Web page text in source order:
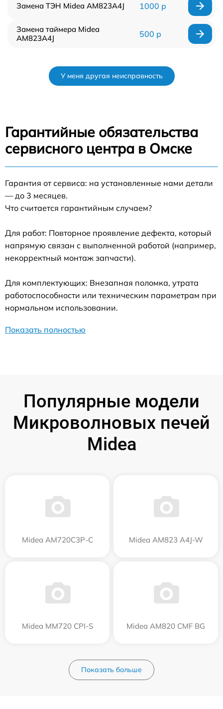
Замена ТЭН Midea AM823A4J 1000 р
Замена таймера Midea
AM823A4J
500 р
У меня другая неисправность
Гарантийные обязательства
сервисного центра в Омске
Гарантия от сервиса: на установленные нами детали
— до 3 месяцев.
Что считается гарантийным случаем?
Для работ: Повторное проявление дефекта, который
напрямую связан с выполненной работой (например,
некорректный монтаж запчасти).
Для комплектующих: Внезапная поломка, утрата
работоспособности или техническим параметрам при
нормальном использовании.
Показать полностью
Популярные модели
Микроволновых печей
Midea
Midea AM720C3P-C Midea AM823 A4J-W
Midea MM720 CPI-S Midea AM820 CMF BG
Показать больше